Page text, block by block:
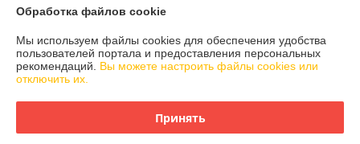
г. Витебск, пр-т Победы 15
Регистрационный номер ЕГР: 391670955
Регистрационный орган: Администрация Первомайского района
Обработка файлов cookie
Мы используем файлы cookies для обеспечения удобства
пользователей портала и предоставления персональных
рекомендаций. Вы можете настроить файлы cookies или
отключить их.
Принять